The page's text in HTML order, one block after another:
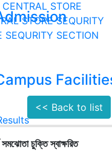
CENTRAL STORE
STORE SEQURITY
SEQURITY SECTION
<< Back to list
সমঝোতা চুক্তি স্বাক্ষরিত